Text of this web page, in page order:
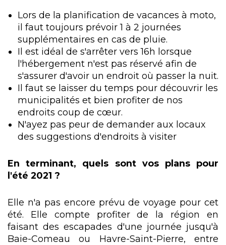
Lors de la planification de vacances à moto,
il faut toujours prévoir 1 à 2 journées
supplémentaires en cas de pluie.
Il est idéal de s'arrêter vers 16h lorsque
l'hébergement n'est pas réservé afin de
s'assurer d'avoir un endroit où passer la nuit.
Il faut se laisser du temps pour découvrir les
municipalités et bien profiter de nos
endroits coup de cœur.
N'ayez pas peur de demander aux locaux
des suggestions d'endroits à visiter
En terminant, quels sont vos plans pour
l'été 2021 ?
Elle n'a pas encore prévu de voyage pour cet
été. Elle compte profiter de la région en
faisant des escapades d'une journée jusqu'à
Baie-Comeau ou Havre-Saint-Pierre, entre